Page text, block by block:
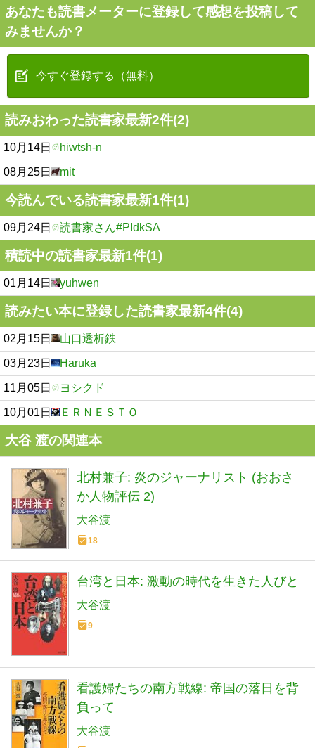
あなたも読書メーターに登録して感想を投稿して
みませんか？
今すぐ登録する（無料）
読みおわった読書家最新2件(2)
10月14日 hiwtsh-n
08月25日 mit
今読んでいる読書家最新1件(1)
09月24日 読書家さん#PIdkSA
積読中の読書家最新1件(1)
01月14日 yuhwen
読みたい本に登録した読書家最新4件(4)
02月15日 山口透析鉄
03月23日 Haruka
11月05日 ヨシクド
10月01日 ＥＲＮＥＳＴＯ
大谷 渡の関連本
北村兼子: 炎のジャーナリスト (おおさ
か人物評伝 2)
大谷渡
18
台湾と日本: 激動の時代を生きた人びと
大谷渡
9
看護婦たちの南方戦線: 帝国の落日を背
負って
大谷渡